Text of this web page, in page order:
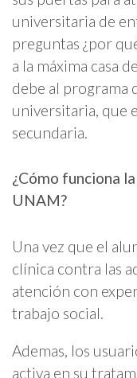
universitaria de
preguntas ¿por
a la máxima casa
debe al programa
universitaria, que
secundaria.
¿Cómo funciona
UNAM?
Una vez que el
clínica contra las
atención con
trabajo social.
Ademas, los
activa en su